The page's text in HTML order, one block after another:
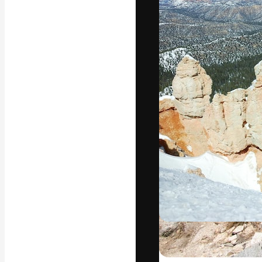
La piattaforma
migliori lavori.
creativi,
Italiano
Copyright ©